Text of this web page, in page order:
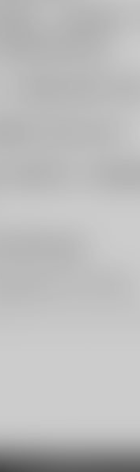
(495) 650-75-
story.com
200 руб.
24.01.2021